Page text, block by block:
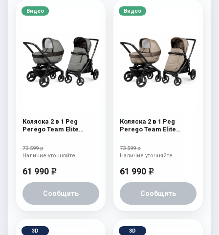
Видео
Коляска 2 в 1 Peg
Perego Team Elite
73 599 р
61 990 e
Сообщить
Наличие уточняйте
Видео
Коляска 2 в 1 Peg
Perego Team Elite
73 599 р
61 990 e
Сообщить
Наличие уточняйте
3D 3D